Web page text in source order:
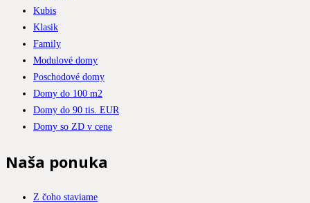
Kubis
Klasik
Family
Modulové domy
Poschodové domy
Domy do 100 m2
Domy do 90 tis. EUR
Domy so ZD v cene
Naša ponuka
Z čoho staviame